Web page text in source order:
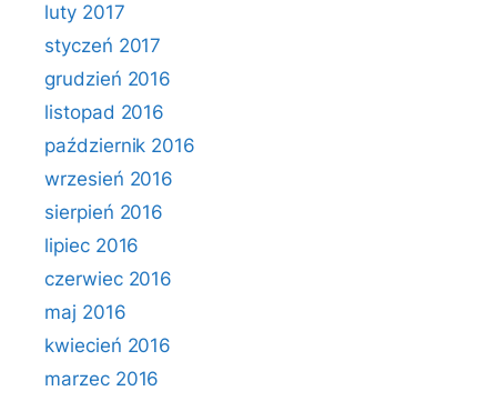
luty 2017
styczeń 2017
grudzień 2016
listopad 2016
październik 2016
wrzesień 2016
sierpień 2016
lipiec 2016
czerwiec 2016
maj 2016
kwiecień 2016
marzec 2016